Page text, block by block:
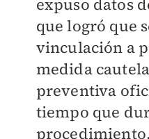
expuso datos
que logró que
vinculación a
medida
preventiva
tiempo que
procedimiento.